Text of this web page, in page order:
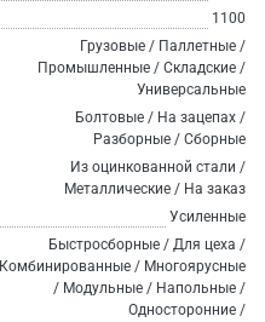
1100
Грузовые / Паллетные /
Промышленные / Складские /
Универсальные
Болтовые / На зацепах /
Разборные / Сборные
Из оцинкованной стали /
Металлические / На заказ
Усиленные
Быстросборные / Для цеха /
Комбинированные / Многоярусные
/ Модульные / Напольные /
Односторонние /